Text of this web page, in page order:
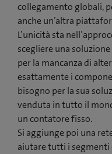
collegamento globali,
anche un’altra
L’unicità sta
scegliere una
per la mancanza di
esattamente i
bisogno per la sua
venduta in tutto il
un contatore fisso.
Si aggiunge poi una
aiutare tutti i segmenti